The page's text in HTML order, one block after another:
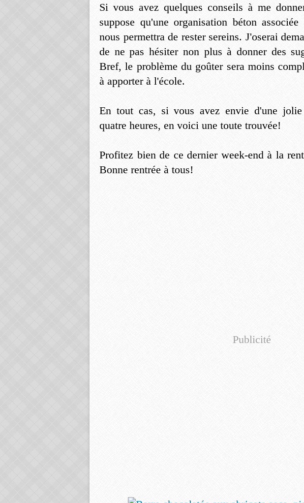
Si vous avez quelques conseils à me
suppose qu'une organisation béton
nous permettra de rester sereins. J'oserai
de ne pas hésiter non plus à donner des
Bref, le problème du goûter sera moins
à apporter à l'école.
En tout cas, si vous avez envie d'une
quatre heures, en voici une toute trouvée!
Profitez bien de ce dernier week-end à la
Bonne rentrée à tous!
Publicité